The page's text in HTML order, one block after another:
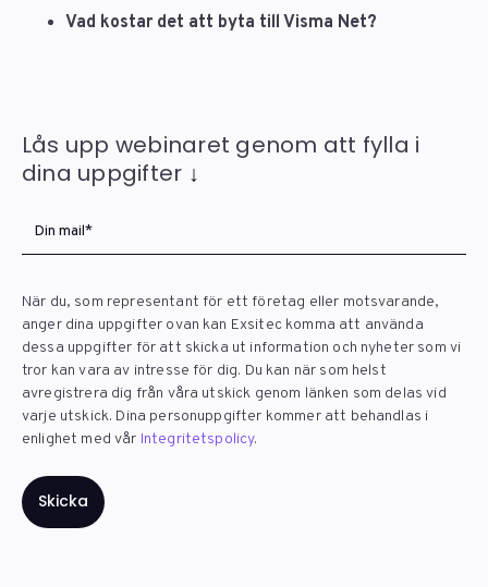
Vad kostar det att byta till Visma Net?
Lås upp webinaret genom att fylla i
dina uppgifter ↓
När du, som representant för ett företag eller motsvarande,
anger dina uppgifter ovan kan Exsitec komma att använda
dessa uppgifter för att skicka ut information och nyheter som vi
tror kan vara av intresse för dig. Du kan när som helst
avregistrera dig från våra utskick genom länken som delas vid
varje utskick. Dina personuppgifter kommer att behandlas i
enlighet med vår Integritetspolicy.